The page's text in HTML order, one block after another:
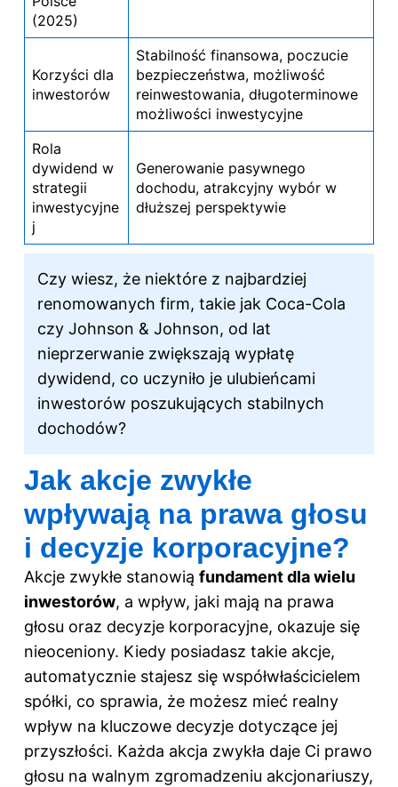
(2025)
Korzyści dla
inwestorów
Stabilność finansowa, poczucie
bezpieczeństwa, możliwość
reinwestowania, długoterminowe
możliwości inwestycyjne
Rola
dywidend w
strategii
inwestycyjne
j
Generowanie pasywnego
dochodu, atrakcyjny wybór w
dłuższej perspektywie
Czy wiesz, że niektóre z najbardziej
renomowanych firm, takie jak Coca-Cola
czy Johnson & Johnson, od lat
nieprzerwanie zwiększają wypłatę
dywidend, co uczyniło je ulubieńcami
inwestorów poszukujących stabilnych
dochodów?
Jak akcje zwykłe
wpływają na prawa głosu
i decyzje korporacyjne?
Akcje zwykłe stanowią fundament dla wielu
inwestorów, a wpływ, jaki mają na prawa
głosu oraz decyzje korporacyjne, okazuje się
nieoceniony. Kiedy posiadasz takie akcje,
automatycznie stajesz się współwłaścicielem
spółki, co sprawia, że możesz mieć realny
wpływ na kluczowe decyzje dotyczące jej
przyszłości. Każda akcja zwykła daje Ci prawo
głosu na walnym zgromadzeniu akcjonariuszy,